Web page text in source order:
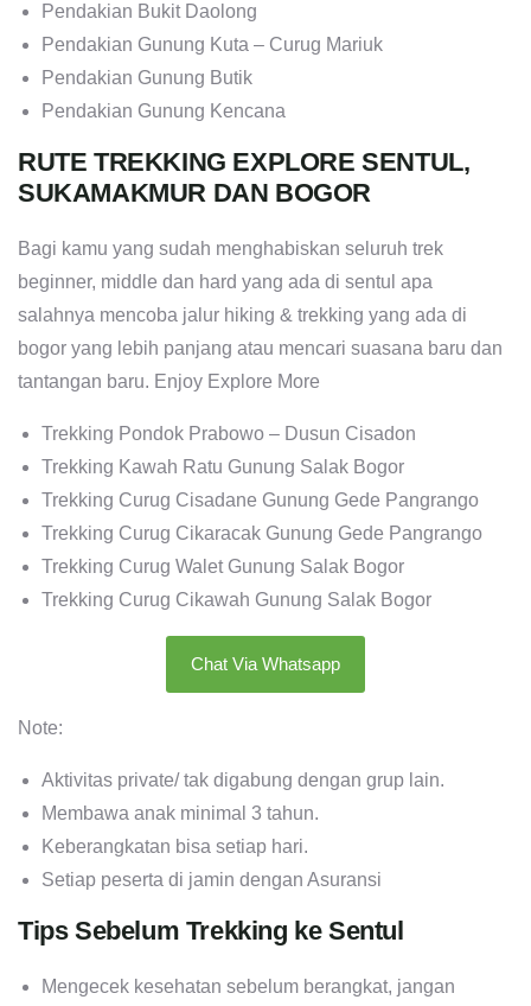
Pendakian Bukit Daolong
Pendakian Gunung Kuta – Curug Mariuk
Pendakian Gunung Butik
Pendakian Gunung Kencana
RUTE TREKKING EXPLORE SENTUL,
SUKAMAKMUR DAN BOGOR
Bagi kamu yang sudah menghabiskan seluruh trek
beginner, middle dan hard yang ada di sentul apa
salahnya mencoba jalur hiking & trekking yang ada di
bogor yang lebih panjang atau mencari suasana baru dan
tantangan baru. Enjoy Explore More
Trekking Pondok Prabowo – Dusun Cisadon
Trekking Kawah Ratu Gunung Salak Bogor
Trekking Curug Cisadane Gunung Gede Pangrango
Trekking Curug Cikaracak Gunung Gede Pangrango
Trekking Curug Walet Gunung Salak Bogor
Trekking Curug Cikawah Gunung Salak Bogor
Chat Via Whatsapp
Note:
Aktivitas private/ tak digabung dengan grup lain.
Membawa anak minimal 3 tahun.
Keberangkatan bisa setiap hari.
Setiap peserta di jamin dengan Asuransi
Tips Sebelum Trekking ke Sentul
Mengecek kesehatan sebelum berangkat, jangan